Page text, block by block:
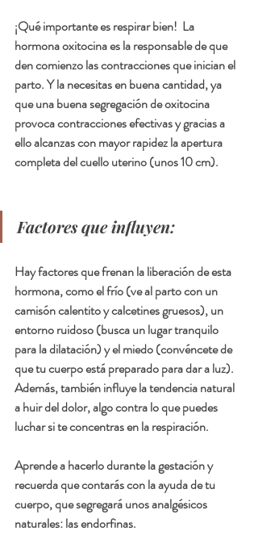
¡Qué importante es respirar bien!  La
hormona oxitocina es la responsable de que
den comienzo las contracciones que inician el
parto. Y la necesitas en buena cantidad, ya
que una buena segregación de oxitocina
provoca contracciones efectivas y gracias a
ello alcanzas con mayor rapidez la apertura
completa del cuello uterino (unos 10 cm).
Factores que influyen:
Hay factores que frenan la liberación de esta
hormona, como el frío (ve al parto con un
camisón calentito y calcetines gruesos), un
entorno ruidoso (busca un lugar tranquilo
para la dilatación) y el miedo (convéncete de
que tu cuerpo está preparado para dar a luz).
Además, también influye la tendencia natural
a huir del dolor, algo contra lo que puedes
luchar si te concentras en la respiración.
Aprende a hacerlo durante la gestación y
recuerda que contarás con la ayuda de tu
cuerpo, que segregará unos analgésicos
naturales: las endorfinas.